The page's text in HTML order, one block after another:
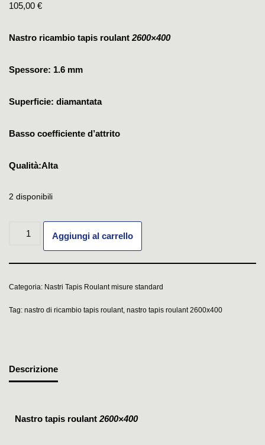
105,00 €
Nastro ricambio tapis roulant 2600×400
Spessore: 1.6 mm
Superficie: diamantata
Basso coefficiente d’attrito
Qualità:Alta
2 disponibili
Aggiungi al carrello
Categoria: Nastri Tapis Roulant misure standard
Tag: nastro di ricambio tapis roulant, nastro tapis roulant 2600x400
Descrizione
Nastro tapis roulant 2600×400